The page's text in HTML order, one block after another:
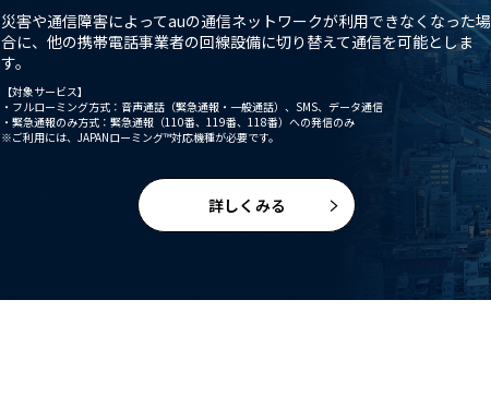
災害や通信障害によってauの通信ネットワークが利用できなくなった場
合に、他の携帯電話事業者の回線設備に切り替えて通信を可能としま
す。
【対象サービス】
・ フルローミング方式：音声通話（緊急通報・一般通話）、SMS、データ通信
・ 緊急通報のみ方式：緊急通報（110番、119番、118番）への発信のみ
※ご利用には、JAPANローミング™対応機種が必要です。
詳しくみる